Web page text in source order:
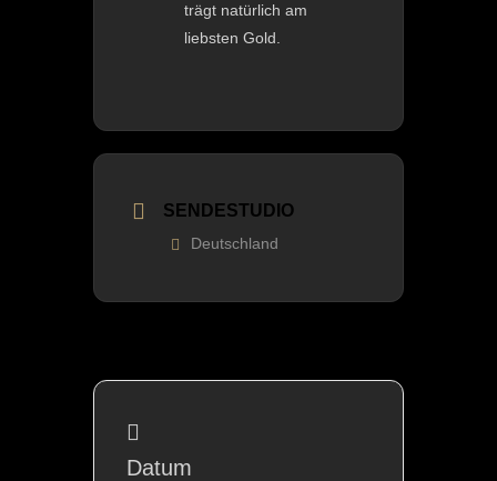
trägt natürlich am
liebsten Gold.
SENDESTUDIO
Deutschland
Datum